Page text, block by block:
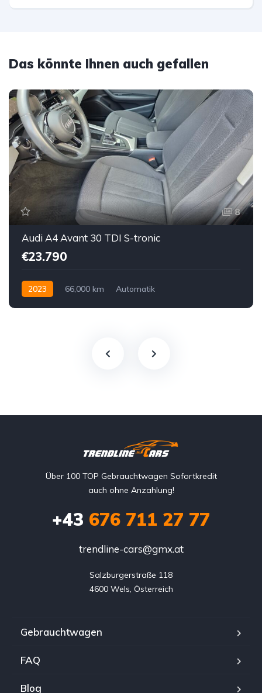
Das könnte Ihnen auch gefallen
8
Audi A4 Avant 30 TDI S-tronic
€23.790
2023 66,000 km
Automatik
Über 100 TOP Gebrauchtwagen Sofortkredit
auch ohne Anzahlung!
+43 676 711 27 77
trendline-cars@gmx.at
Salzburgerstraße 118
4600 Wels, Österreich
Gebrauchtwagen
FAQ
Blog